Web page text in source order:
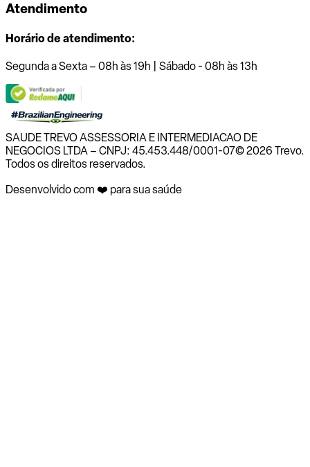
Atendimento
Horário de atendimento:
Segunda a Sexta – 08h às 19h | Sábado - 08h às 13h
SAUDE TREVO ASSESSORIA E INTERMEDIACAO DE
NEGOCIOS LTDA – CNPJ: 45.453.448/0001-07© 2026 Trevo.
Todos os direitos reservados.
Desenvolvido com ❤️ para sua saúde